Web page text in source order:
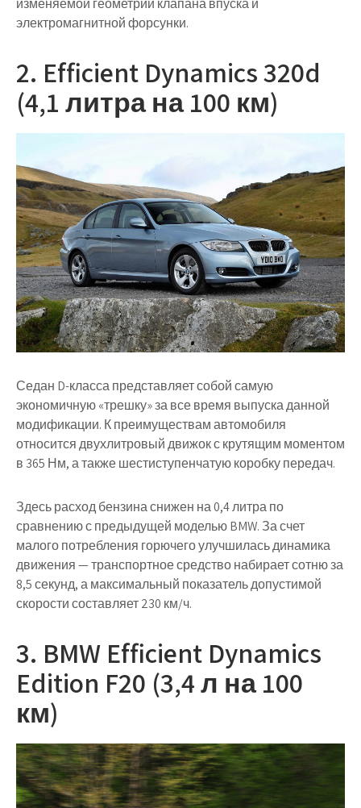
изменяемой геометрии клапана впуска и
электромагнитной форсунки.
2. Efficient Dynamics 320d
(4,1 литра на 100 км)
Седан D-класса представляет собой самую
экономичную «трешку» за все время выпуска данной
модификации. К преимуществам автомобиля
относится двухлитровый движок с крутящим моментом
в 365 Нм, а также шестиступенчатую коробку передач.
Здесь расход бензина снижен на 0,4 литра по
сравнению с предыдущей моделью BMW. За счет
малого потребления горючего улучшилась динамика
движения — транспортное средство набирает сотню за
8,5 секунд, а максимальный показатель допустимой
скорости составляет 230 км/ч.
3. BMW Efficient Dynamics
Edition F20 (3,4 л на 100
км)